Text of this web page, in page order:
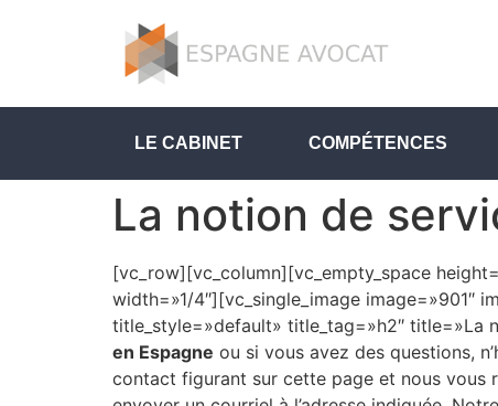
LE CABINET COMPÉTENCES
La notion de
[vc_row][vc_column][vc_empty_space
width=»1/4″][vc_single_image image=»901″
title_style=»default» title_tag=»h2″ title=»La
en Espagne ou si vous avez des questions,
contact figurant sur cette page et nous vous